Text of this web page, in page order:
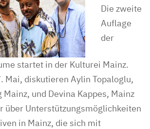
Die zweite
Auflage
der
startet in der Kulturei Mainz.
Mai, diskutieren Aylin Topaloglu,
und Devina Kappes, Mainz
über Unterstützungsmöglichkeiten
in Mainz, die sich mit